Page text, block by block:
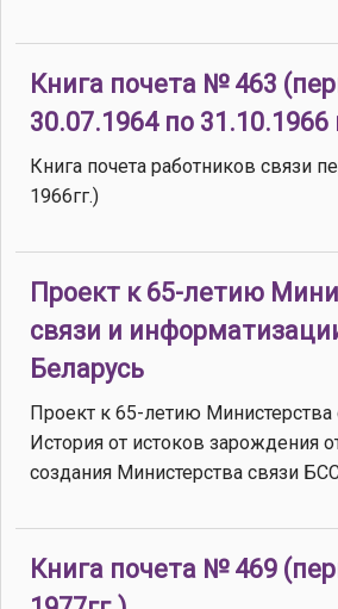
Книга почета № 463
30.07.1964 по 31.10.1966
Книга почета работников связи
1966гг.)
Проект к 65-летию
связи и
Беларусь
Проект к 65-летию Министерства
История от истоков зарождения
создания Министерства связи
Книга почета № 469